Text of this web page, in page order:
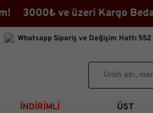
ve üzeri Kargo
Whatsapp Sipariş ve Değişim Hattı
İNDIRIMLI
ÜST